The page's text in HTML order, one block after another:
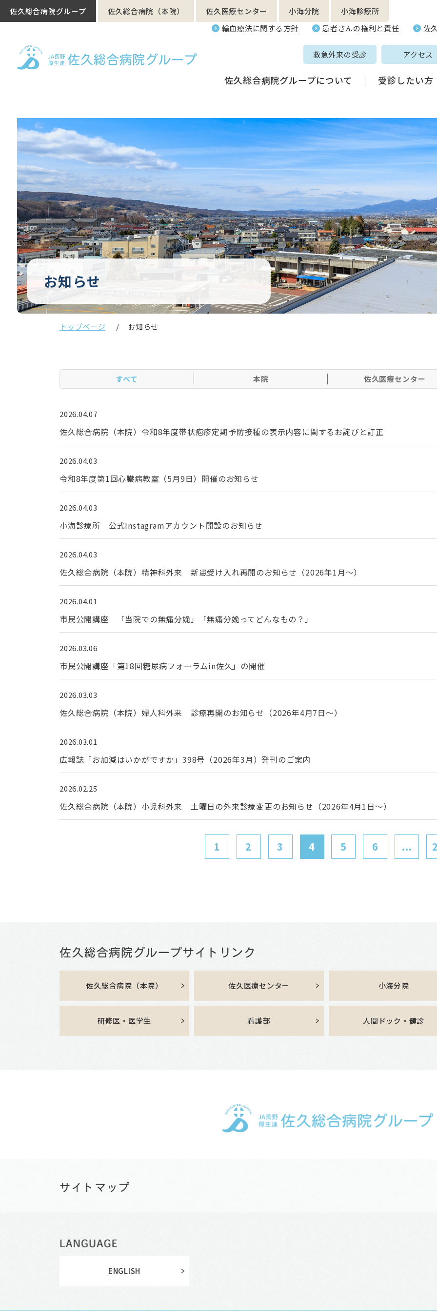
佐久総合病院グループ 佐久総合病院（本院） 佐久医療センター 小海分院
小海診療所
輸血療法に関する方針
患者さんの権利と責任 佐
救急外来の受診 アクセス
佐久総合病院グループについて 受診したい方
お知らせ
トップページ お知らせ
すべて 本院 佐久医療センター
2026.04.07
佐久総合病院（本院）令和8年度帯状疱疹定期予防接種の表示内容に関するお詫びと訂正
2026.04.03
令和8年度第1回心臓病教室（5月9日）開催のお知らせ
2026.04.03
小海診療所 公式Instagramアカウント開設のお知らせ
2026.04.03
佐久総合病院（本院）精神科外来 新患受け入れ再開のお知らせ（2026年1月～）
2026.04.01
市民公開講座 「当院での無痛分娩」「無痛分娩ってどんなもの？」
2026.03.06
市民公開講座「第18回糖尿病フォーラムin佐久」の開催
2026.03.03
佐久総合病院（本院）婦人科外来 診療再開のお知らせ（2026年4月7日～）
2026.03.01
広報誌「お加減はいかがですか」398号（2026年3月）発刊のご案内
2026.02.25
佐久総合病院（本院）小児科外来 土曜日の外来診療変更のお知らせ（2026年4月1日～）
1 2 3 4 5 6 ...
佐久総合病院（本院） 佐久医療センター 小海分院
研修医・医学生 看護部 人間ドック・健診
ENGLISH